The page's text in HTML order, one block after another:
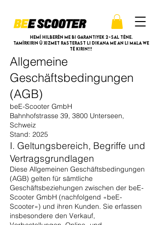
Hemî hilberên me bi garantiyek 2-sal têne.
Tamîrkirin û xizmet rasterast li dikana me an li mala we
tê kirin!!!
Allgemeine
Geschäftsbedingungen
(AGB)
beE-Scooter GmbH
Bahnhofstrasse 39, 3800 Unterseen,
Schweiz
Stand: 2025
I. Geltungsbereich, Begriffe und
Vertragsgrundlagen
Diese Allgemeinen Geschäftsbedingungen
(AGB) gelten für sämtliche
Geschäftsbeziehungen zwischen der beE-
Scooter GmbH (nachfolgend «beE-
Scooter») und ihren Kunden. Sie erfassen
insbesondere den Verkauf,